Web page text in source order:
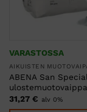
VARASTOSSA
AIKUISTEN
ABENA San
31,27 € alv 0%